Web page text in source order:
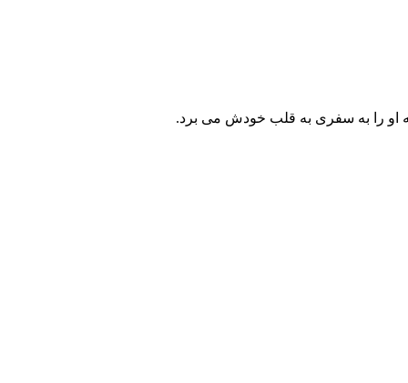
او را به سفری به قلب خودش می برد.